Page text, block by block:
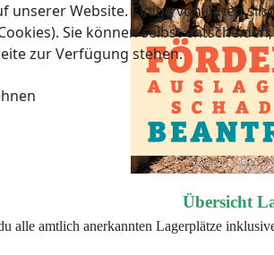
Übersicht
alle amtlich anerkannten Lagerplätze
unserer Website. Einige von ihnen
Sie können selbst
zur Verfügung stehen.